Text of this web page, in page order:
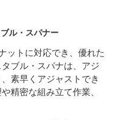
ル・スパナー
ットに対応でき、優れた
ブル・スパナは、アジ
素早くアジャストでき
精密な組み立て作業、